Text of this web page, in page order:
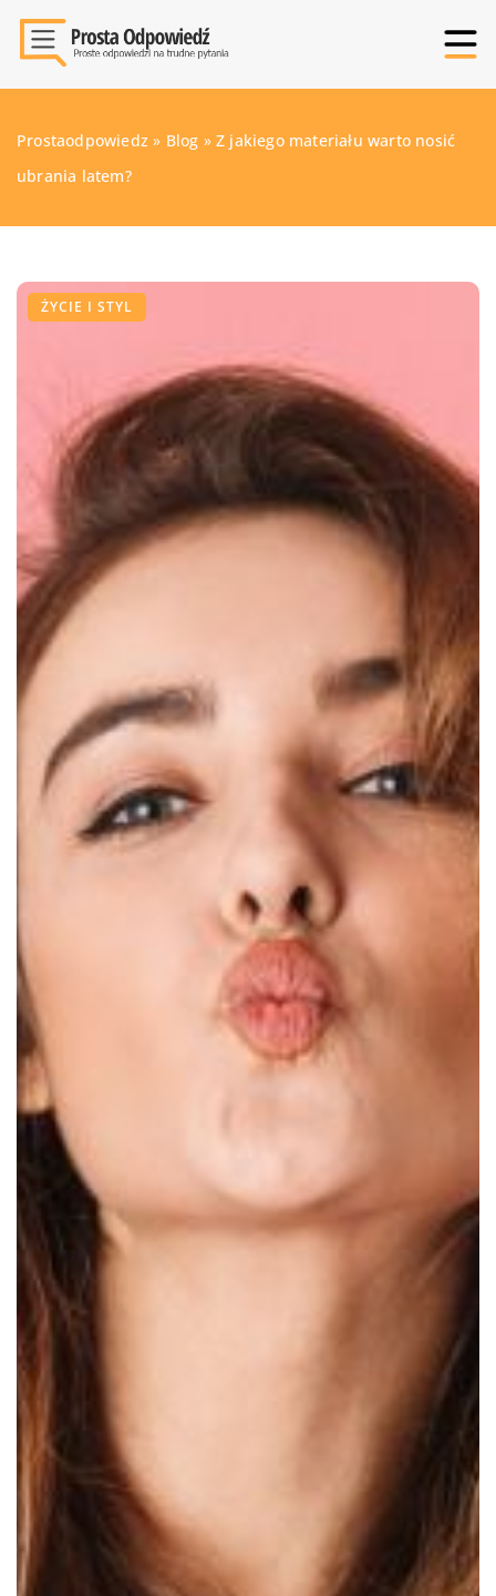
Prostaodpowiedz » Blog »Z jakiego materiału warto nosić
ubrania latem?
ŻYCIE I STYL